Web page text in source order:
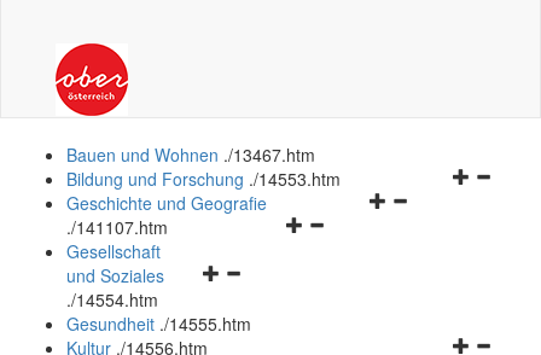
Bauen und Wohnen ./13467.htm
Navigationsmenü
Bildung und Forschung ./14553.htm
Navigationsmenü
Geschichte und Geografie
./141107.htm
Navigationsmenü
und
schließen
Gesellschaft
und Soziales
./14554.htm
Gesundheit ./14555.htm
Kultur ./14556.htm